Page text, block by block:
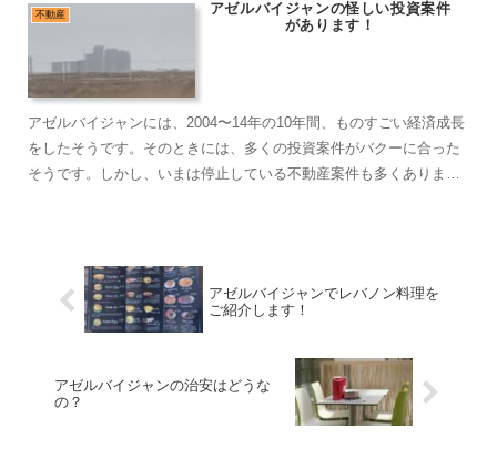
不動産
アゼルバイジャンの怪しい投資案件
があります！
アゼルバイジャンには、2004〜14年の10年間、ものすごい経済成長
をしたそうです。そのときには、多くの投資案件がバクーに合った
そうです。しかし、いまは停止している不動産案件も多くありま
アゼルバイジャンでレバノン料理を
ご紹介します！
アゼルバイジャンの治安はどうな
の？